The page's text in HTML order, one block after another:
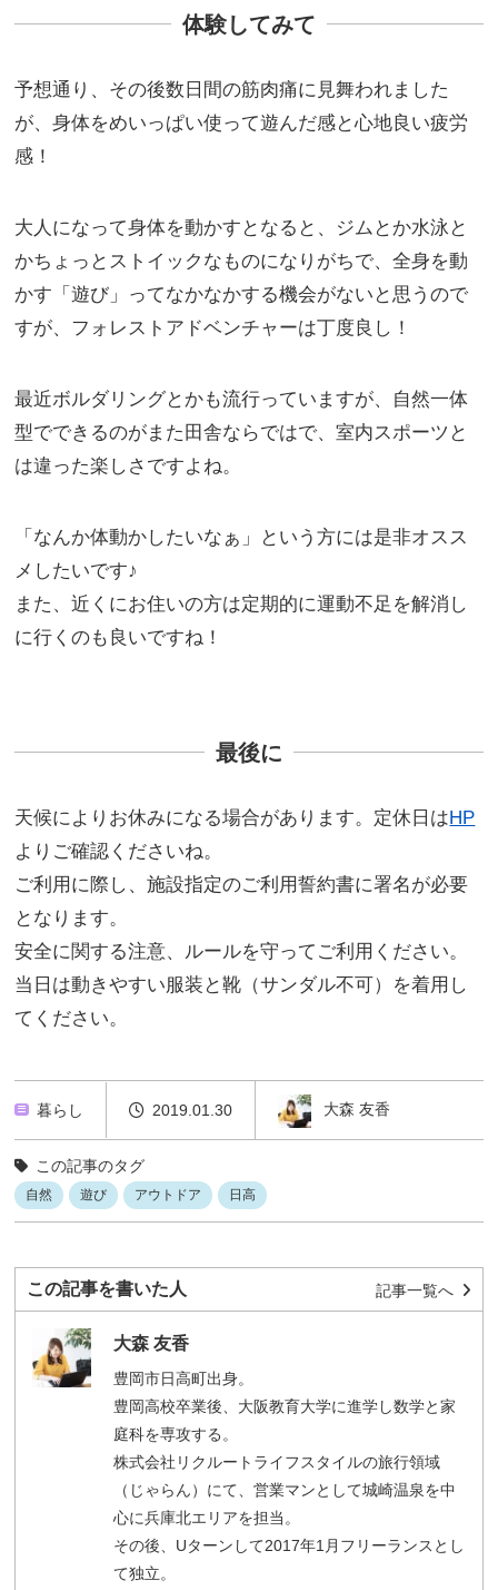
体験してみて
予想通り、その後数日間の筋肉痛に見舞われました
が、身体をめいっぱい使って遊んだ感と心地良い疲労
感！
大人になって身体を動かすとなると、ジムとか水泳と
かちょっとストイックなものになりがちで、全身を動
かす「遊び」ってなかなかする機会がないと思うので
すが、フォレストアドベンチャーは丁度良し！
最近ボルダリングとかも流行っていますが、自然一体
型でできるのがまた田舎ならではで、室内スポーツと
は違った楽しさですよね。
「なんか体動かしたいなぁ」という方には是非オスス
メしたいです♪
また、近くにお住いの方は定期的に運動不足を解消し
に行くのも良いですね！
最後に
天候によりお休みになる場合があります。定休日は HP
よりご確認くださいね。
ご利用に際し、施設指定のご利用誓約書に署名が必要
となります。
安全に関する注意、ルールを守ってご利用ください。
当日は動きやすい服装と靴（サンダル不可）を着用し
てください。
暮らし 2019.01.30 大森 友香
この記事のタグ
自然 遊び アウトドア 日高
この記事を書いた人
大森 友香
豊岡市日高町出身。
豊岡高校卒業後、大阪教育大学に進学し数学と家
庭科を専攻する。
株式会社リクルートライフスタイルの旅行領域
（じゃらん）にて、営業マンとして城崎温泉を中
心に兵庫北エリアを担当。
その後、Uターンして2017年1月フリーランスとし
て独立。
記事一覧へ